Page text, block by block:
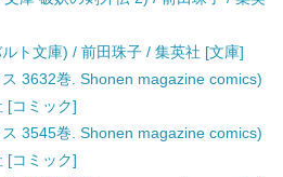
ト文庫) / 前田珠子 / 集英社 [文庫]
3632巻. Shonen magazine comics)
[コミック]
3545巻. Shonen magazine comics)
[コミック]